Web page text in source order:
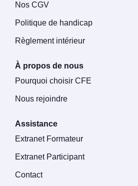
Nos CGV
Politique de handicap
Règlement intérieur
À propos de nous
Pourquoi choisir CFE
Nous rejoindre
Assistance
Extranet Formateur
Extranet Participant
Contact